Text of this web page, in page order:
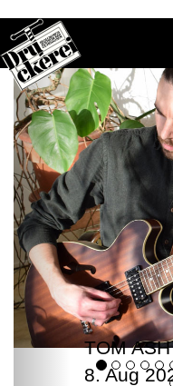
TOM
8. Aug